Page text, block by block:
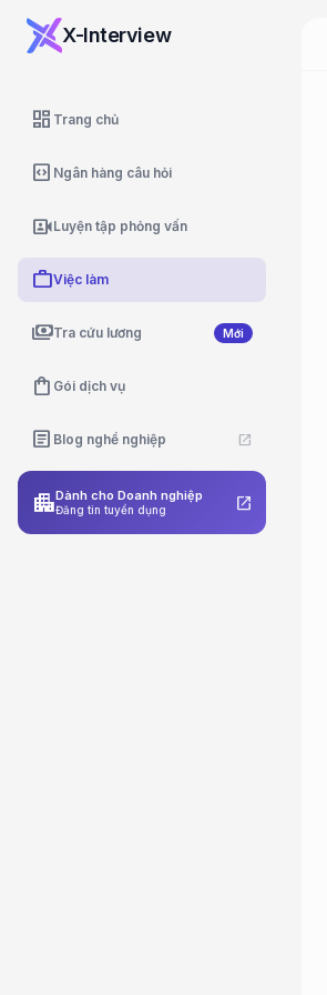
X-Interview
dashboard Trang chủ
code_blocks Ngân hàng câu hỏi
video_camera_frontLuyện tập phỏng vấn
workViệc làm
paymentsTra cứu lương Mới
shopping_bag Gói dịch vụ
article Blog nghề nghiệp open_in_new
apartmentDành cho Doanh nghiệp
Đăng tin tuyển dụng open_in_new